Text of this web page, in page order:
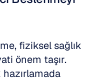
fiziksel sağlık
önem taşır.